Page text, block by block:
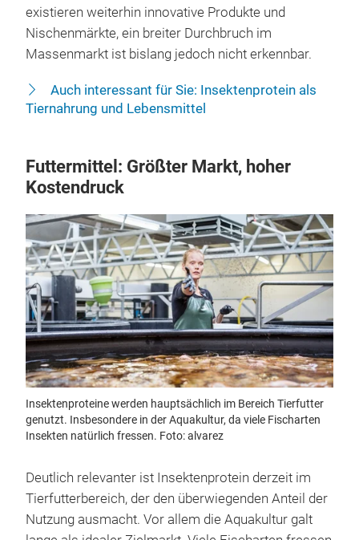
existieren weiterhin innovative Produkte und
Nischenmärkte, ein breiter Durchbruch im
Massenmarkt ist bislang jedoch nicht erkennbar.
Auch interessant für Sie: Insektenprotein als
Tiernahrung und Lebensmittel
Futtermittel: Größter Markt, hoher
Kostendruck
Insektenproteine werden hauptsächlich im Bereich Tierfutter
genutzt. Insbesondere in der Aquakultur, da viele Fischarten
Insekten natürlich fressen. Foto: alvarez
Deutlich relevanter ist Insektenprotein derzeit im
Tierfutterbereich, der den überwiegenden Anteil der
Nutzung ausmacht. Vor allem die Aquakultur galt